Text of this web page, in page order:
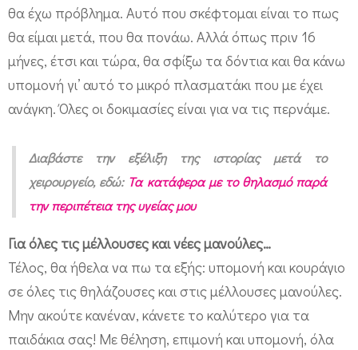
θα έχω πρόβλημα. Αυτό που σκέφτομαι είναι το πως
θα είμαι μετά, που θα πονάω. Αλλά όπως πριν 16
μήνες, έτσι και τώρα, θα σφίξω τα δόντια και θα κάνω
υπομονή γι’ αυτό το μικρό πλασματάκι που με έχει
ανάγκη. Όλες οι δοκιμασίες είναι για να τις περνάμε.
Διαβάστε την εξέλιξη της ιστορίας μετά το
χειρουργείο, εδώ: Τα κατάφερα με το θηλασμό παρά
την περιπέτεια της υγείας μου
Για όλες τις μέλλουσες και νέες μανούλες…
Τέλος, θα ήθελα να πω τα εξής: υπομονή και κουράγιο
σε όλες τις θηλάζουσες και στις μέλλουσες μανούλες.
Μην ακούτε κανέναν, κάνετε το καλύτερο για τα
παιδάκια σας! Με θέληση, επιμονή και υπομονή, όλα